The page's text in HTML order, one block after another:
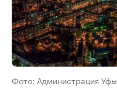
Фото: Администрация Уфы